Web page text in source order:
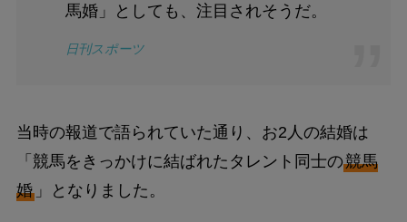
馬婚」としても、注目されそうだ。
日刊スポーツ
当時の報道で語られていた通り、お2人の結婚は
「競馬をきっかけに結ばれたタレント同士の競馬
婚」となりました。